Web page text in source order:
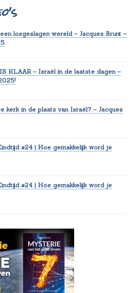
losgeslagen wereld – Jacques Brunt –
KLAAR – Israël in de laatste dagen –
kerk in de plaats van Israël? – Jacques
#24 | Hoe gemakkelijk word je
#24 | Hoe gemakkelijk word je